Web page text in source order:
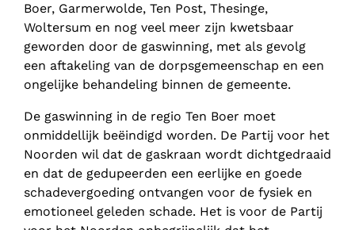
Boer, Garmerwolde, Ten Post, Thesinge,
Woltersum en nog veel meer zijn kwetsbaar
geworden door de gaswinning, met als gevolg
een aftakeling van de dorpsgemeenschap en een
ongelijke behandeling binnen de gemeente.
De gaswinning in de regio Ten Boer moet
onmiddellijk beëindigd worden. De Partij voor het
Noorden wil dat de gaskraan wordt dichtgedraaid
en dat de gedupeerden een eerlijke en goede
schadevergoeding ontvangen voor de fysiek en
emotioneel geleden schade. Het is voor de Partij